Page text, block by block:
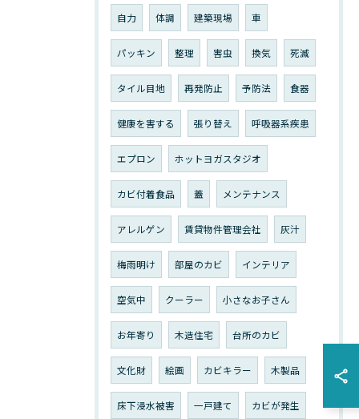
自力 体調 建築現場 車
パッキン 整理 害虫 換気 死滅
タイル目地 再発防止 予防法 食器
健康を害する 張り替え 呼吸器系疾患
エプロン ホットヨガスタジオ
カビ付着食品 蓋 メンテナンス
アレルゲン 賃貸物件管理会社 灰汁
梅雨明け 部屋のカビ インテリア
空気中 クーラー 小さなお子さん
お年寄り 木造住宅 台所のカビ
文化財 絵画 カビキラー 木製品
床下浸水被害 一戸建て カビが発生